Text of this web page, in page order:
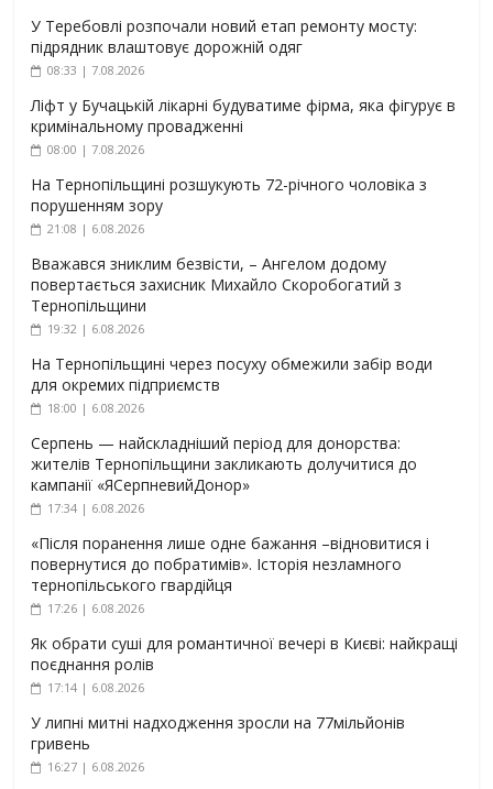
У Теребовлі розпочали новий етап ремонту мосту:
підрядник влаштовує дорожній одяг
08:33 | 7.08.2026
Ліфт у Бучацькій лікарні будуватиме фірма, яка фігурує в
кримінальному провадженні
08:00 | 7.08.2026
На Тернопільщині розшукують 72-річного чоловіка з
порушенням зору
21:08 | 6.08.2026
Вважався зниклим безвісти, – Ангелом додому
повертається захисник Михайло Скоробогатий з
Тернопільщини
19:32 | 6.08.2026
На Тернопільщині через посуху обмежили забір води
для окремих підприємств
18:00 | 6.08.2026
Серпень — найскладніший період для донорства:
жителів Тернопільщини закликають долучитися до
кампанії «ЯСерпневийДонор»
17:34 | 6.08.2026
«Після поранення лише одне бажання –відновитися і
повернутися до побратимів». Історія незламного
тернопільського гвардійця
17:26 | 6.08.2026
Як обрати суші для романтичної вечері в Києві: найкращі
поєднання ролів
17:14 | 6.08.2026
У липні митні надходження зросли на 77мільйонів
гривень
16:27 | 6.08.2026